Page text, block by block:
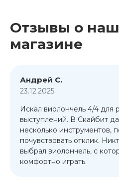
Отзывы о
магазине
Андрей С.
23.12.2025
Искал виолончель 4/4 для
выступлений. В Скайбит
несколько инструментов,
почувствовать отклик.
выбрал виолончель, с
комфортно играть.